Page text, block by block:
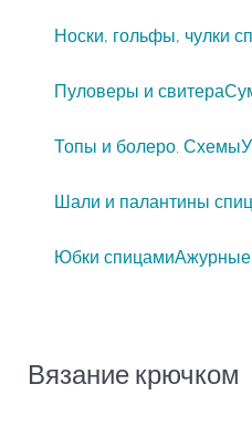
Носки, гольфы, чулки
Пуловеры и свитера
Топы и болеро. Схемы
Шали и палантины
Юбки спицамиАжурные
Вязание крючком